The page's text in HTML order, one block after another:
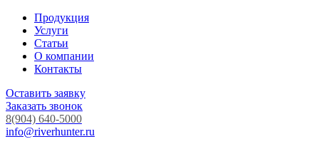
Продукция
Услуги
Статьи
О компании
Контакты
Оставить заявку
Заказать звонок
8(904) 640-5000
info@riverhunter.ru